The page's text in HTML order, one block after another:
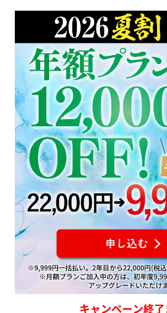
キャンペーン終